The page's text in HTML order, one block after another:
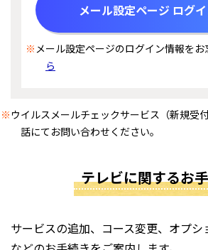
メール設定ページ ログ
※メール設定ページのログイン情報をお
ら
※ ウイルスメールチェックサービス（新規受
話にてお問い合わせください。
テレビに関するお
サービスの追加、コース変更、オプ